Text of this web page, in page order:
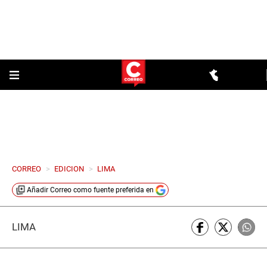
CORREO > EDICION > LIMA
Añadir Correo como fuente preferida en
LIMA